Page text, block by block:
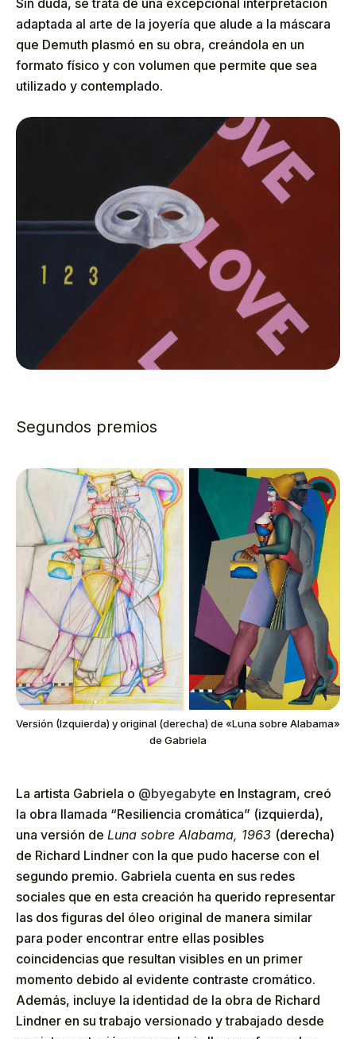
Sin duda, se trata de una excepcional interpretación
adaptada al arte de la joyería que alude a la máscara
que Demuth plasmó en su obra, creándola en un
formato físico y con volumen que permite que sea
utilizado y contemplado.
Segundos premios
Versión (Izquierda) y original (derecha) de «Luna sobre Alabama»
de Gabriela
La artista Gabriela o @byegabyte en Instagram, creó
la obra llamada “Resiliencia cromática” (izquierda),
una versión de Luna sobre Alabama, 1963 (derecha)
de Richard Lindner con la que pudo hacerse con el
segundo premio. Gabriela cuenta en sus redes
sociales que en esta creación ha querido representar
las dos figuras del óleo original de manera similar
para poder encontrar entre ellas posibles
coincidencias que resultan visibles en un primer
momento debido al evidente contraste cromático.
Además, incluye la identidad de la obra de Richard
Lindner en su trabajo versionado y trabajado desde